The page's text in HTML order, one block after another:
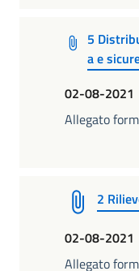
5
a e
02-08-2021
Allegato
2
02-08-2021
Allegato